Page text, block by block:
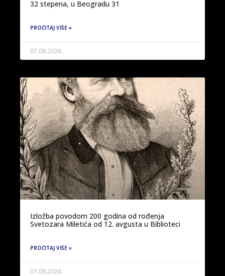
32 stepena, u Beogradu 31
PROČITAJ VIŠE »
07.08.2026.
Izložba povodom 200 godina od rođenja
Svetozara Miletića od 12. avgusta u Biblioteci
PROČITAJ VIŠE »
07.08.2026.